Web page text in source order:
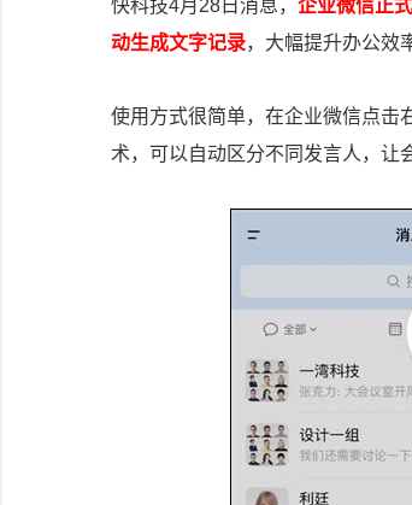
快科技4月28日消息， 企业微信正
动生成文字记录，大幅提升办公效
使用方式很简单，在企业微信点击
术，可以自动区分不同发言人，让